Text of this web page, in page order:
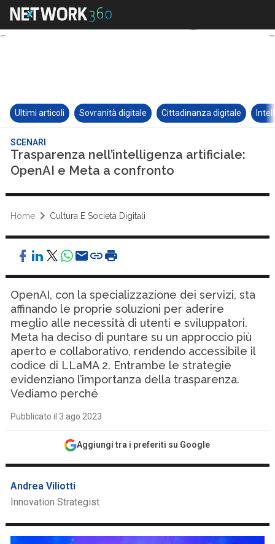
Ultimi articoli Sovranità digitale Cittadinanza digitale
SCENARI
Trasparenza nell’intelligenza artificiale:
OpenAI e Meta a confronto
Home Cultura E Società Digitali
OpenAI, con la specializzazione dei servizi, sta
affinando le proprie soluzioni per aderire
meglio alle necessità di utenti e sviluppatori.
Meta ha deciso di puntare su un approccio più
aperto e collaborativo, rendendo accessibile il
codice di LLaMA 2. Entrambe le strategie
evidenziano l’importanza della trasparenza.
Vediamo perché
Pubblicato il 3 ago 2023
Aggiungi tra i preferiti su Google
Andrea Viliotti
Innovation Strategist